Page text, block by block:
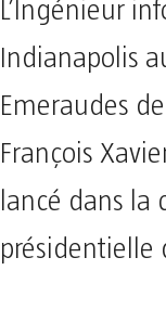
L’Ingénieur
Indianapolis
Emeraudes
François
lancé dans la
présidentielle